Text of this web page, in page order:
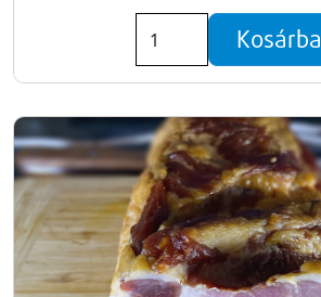
Kosárba